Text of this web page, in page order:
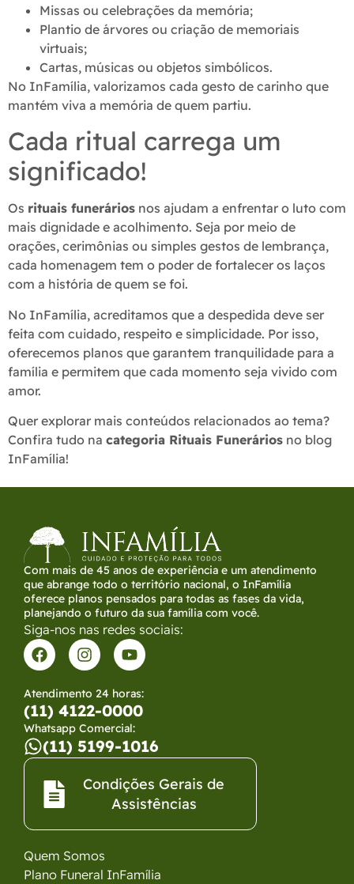
Missas ou celebrações da memória;
Plantio de árvores ou criação de memoriais
virtuais;
Cartas, músicas ou objetos simbólicos.
No InFamília, valorizamos cada gesto de carinho que
mantém viva a memória de quem partiu.
Cada ritual carrega um
significado!
Os rituais funerários nos ajudam a enfrentar o luto com
mais dignidade e acolhimento. Seja por meio de
orações, cerimônias ou simples gestos de lembrança,
cada homenagem tem o poder de fortalecer os laços
com a história de quem se foi.
No InFamília, acreditamos que a despedida deve ser
feita com cuidado, respeito e simplicidade. Por isso,
oferecemos planos que garantem tranquilidade para a
família e permitem que cada momento seja vivido com
amor.
Quer explorar mais conteúdos relacionados ao tema?
Confira tudo na categoria Rituais Funerários no blog
InFamília!
Com mais de 45 anos de experiência e um atendimento
que abrange todo o território nacional, o InFamília
oferece planos pensados para todas as fases da vida,
planejando o futuro da sua família com você.
Siga-nos nas redes sociais:
Atendimento 24 horas:
(11) 4122-0000
Whatsapp Comercial:
(11) 5199-1016
Condições Gerais de
Assistências​
Quem Somos
Plano Funeral InFamília